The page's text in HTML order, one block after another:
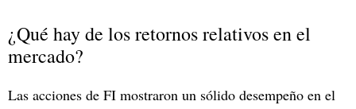
¿Qué hay de los retornos relativos en el
mercado?
Las acciones de FI mostraron un sólido desempeño en el